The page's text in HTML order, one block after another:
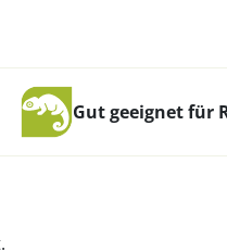
Gut geeignet für